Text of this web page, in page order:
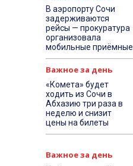
В аэропорту Сочи
задерживаются
рейсы — прокуратура
организовала
мобильные приёмные
Важное за день
«Комета» будет
ходить из Сочи в
Абхазию три раза в
неделю и снизит
цены на билеты
Важное за день